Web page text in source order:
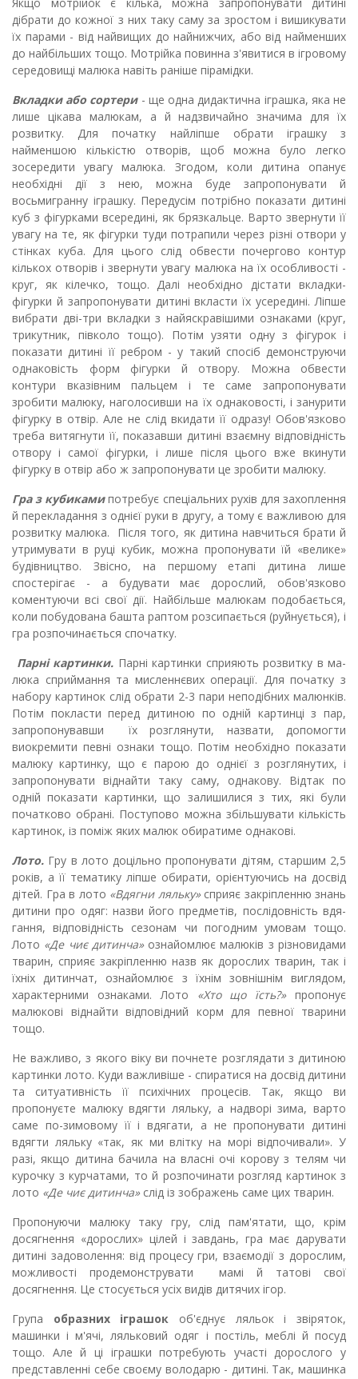
дібрати до кожної з них таку саму за зростом і вишикувати
їх парами - від найвищих до найнижчих, або від найменших
до найбільших тощо. Мотрійка повинна з'явитися в ігровому
середовищі малюка навіть раніше пірамідки.
Вкладки або сортери - ще одна дидактична іграшка, яка не
лише цікава малюкам, а й надзвичайно значима для їх
розвитку. Для початку найліпше обрати іграшку з
найменшою кількістю отворів, щоб можна було легко
зосередити увагу малюка. Згодом, коли дитина опанує
необхідні дії з нею, можна буде запропонувати й
восьмигранну іграшку. Передусім потрібно показати дитині
куб з фігурками всередині, як брязкальце. Варто звернути її
увагу на те, як фігурки туди потрапи­ли через різні отвори у
стінках куба. Для цього слід обвести почергово контур
кількох отворів і звернути увагу малюка на їх особливості -
круг, як кілечко, тощо. Далі необхідно дістати вкладки-
фігурки й запро­понувати дитині вкласти їх усередині. Ліпше
вибрати дві-три вкладки з найяскравішими ознаками (круг,
трикутник, півколо тощо). Потім узяти одну з фігурок і
показати дитині її ребром - у такий спо­сіб демонструючи
однаковість форм фігурки й отвору. Можна обвести
контури вказівним пальцем і те саме запропонувати
зробити малюку, наголосивши на їх однаковості, і занурити
фігурку в отвір. Але не слід вкидати її одразу! Обов'язково
треба витягнути її, показавши дитині взаємну відповідність
отвору і самої фігурки, і лише після цього вже вки­нути
фігурку в отвір або ж запропонувати це зробити малюку.
Гра з кубиками потребує спеціальних рухів для захоплення
й перекладання з однієї руки в другу, а тому є важливою для
розви­тку малюка. Після того, як дитина навчиться брати й
утримувати в руці ку­бик, можна пропонувати їй «велике»
будівництво. Звісно, на пер­шому етапі дитина лише
спостерігає - а будувати має дорослий, обов'язково
коментуючи всі свої дії. Найбільше малюкам подобається,
коли побудована башта рап­том розсипається (руйнується), і
гра розпочинається спочатку.
Парні картинки. Парні картинки сприяють розвитку в ма­
люка сприймання та мисленнєвих операції. Для початку з
набору картинок слід обрати 2-3 пари неподібних малюнків.
Потім покласти перед дитиною по одній картинці з пар,
запропонувавши їх розглянути, назвати, допомогти
виокремити певні ознаки тощо. Потім необхідно показати
малюку картинку, що є парою до однієї з розглянутих, і
запропонувати віднайти таку саму, однакову. Відтак по
одній показати картинки, що залишилися з тих, які були
початково обрані. Поступово можна збільшувати кількість
карти­нок, із поміж яких малюк обиратиме однакові.
Лото. Гру в лото доцільно пропонувати дітям, старшим 2,5
ро­ків, а її тематику ліпше обирати, орієнтуючись на досвід
дітей. Гра в лото «Вдягни ляльку»сприяє закріпленню знань
дитини про одяг: назви його предметів, послідовність вдя­
гання, відповідність сезонам чи погодним умовам тощо.
Лото «Де чиє дитинча»ознайомлює малюків з різновидами
тварин, сприяє закріпленню назв як дорослих тварин, так і
їхніх дитин­чат, ознайомлює з їхнім зовнішнім виглядом,
характерними озна­ками. Лото «Хто що їсть?»пропонує
малю­кові віднайти відповідний корм для певної тварини
тощо.
Не важливо, з якого віку ви почнете розглядати з дитиною
кар­тинки лото. Куди важливіше - спиратися на досвід дитини
та ситуативність її психічних процесів. Так, якщо ви
пропонуєте малюку вдягти ляльку, а надворі зима, варто
саме по-зимовому її і вдягати, а не пропонувати дитині
вдягти ляльку «так, як ми влітку на морі відпочивали». У
разі, якщо дитина бачила на власні очі корову з телям чи
курочку з курчатами, то й розпочинати розгляд картинок з
лото «Де чиє дитинча»слід із зображень саме цих тварин.
Пропонуючи малюку таку гру, слід пам'ятати, що, крім
досягнен­ня «дорослих» цілей і завдань, гра має дарувати
дитині задоволення: від процесу гри, взаємодії з дорослим,
можливості продемонструвати мамі й татові свої
досягнення. Це стосується усіх видів дитячих ігор.
Група образних іграшок об'єднує ляльок і звіряток,
машинки і м'ячі, ляльковий одяг і постіль, меблі й посуд
тощо. Але й ці іграшки потребу­ють участі дорослого у
представленні себе своєму володарю - дитині. Так, машинка